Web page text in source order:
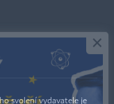
svolení vydavatele je